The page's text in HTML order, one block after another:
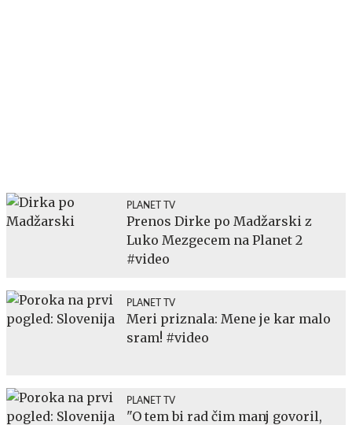
PLANET TV
Prenos Dirke po Madžarski z
Luko Mezgecem na Planet 2
#video
PLANET TV
Meri priznala: Mene je kar malo
sram! #video
PLANET TV
"O tem bi rad čim manj govoril,